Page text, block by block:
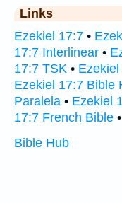
Links
Ezekiel 17:7 •
17:7 Interlinear •
17:7 TSK •
Ezekiel 17:7 Bible
Paralela • Ezekiel
17:7 French Bible •
Bible Hub